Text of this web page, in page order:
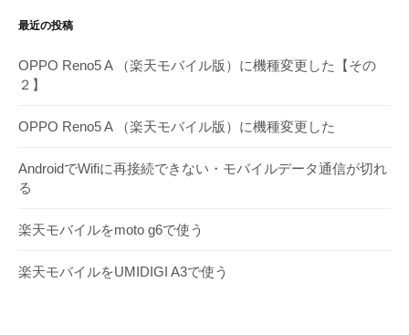
ー
イ
ブ
最近の投稿
OPPO Reno5 A （楽天モバイル版）に機種変更した【その
２】
OPPO Reno5 A （楽天モバイル版）に機種変更した
AndroidでWifiに再接続できない・モバイルデータ通信が切れ
る
楽天モバイルをmoto g6で使う
楽天モバイルをUMIDIGI A3で使う